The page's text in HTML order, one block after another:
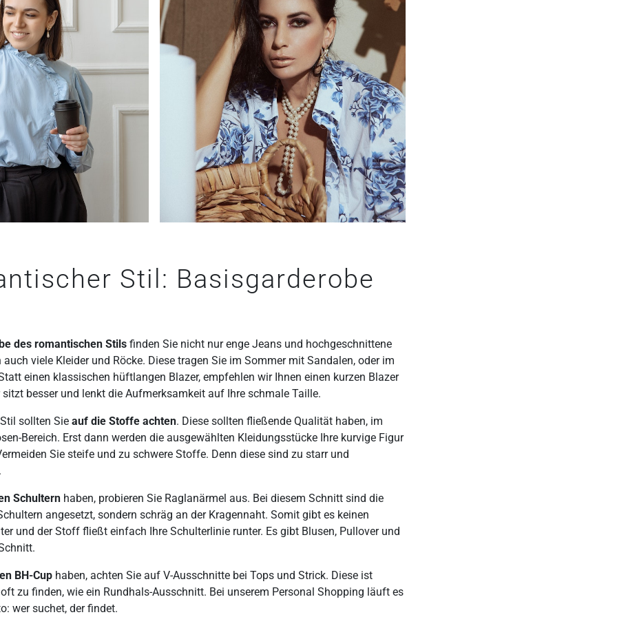
Stil: Basisgarderobe
des romantischen Stils finden Sie nicht nur enge Jeans und hochgeschnittene
viele Kleider und Röcke. Diese tragen Sie im Sommer mit Sandalen, oder im
einen klassischen hüftlangen Blazer, empfehlen wir Ihnen einen kurzen Blazer
besser und lenkt die Aufmerksamkeit auf Ihre schmale Taille.
sollten Sie auf die Stoffe achten. Diese sollten fließende Qualität haben, im
Bereich. Erst dann werden die ausgewählten Kleidungsstücke Ihre kurvige Figur
Sie steife und zu schwere Stoffe. Denn diese sind zu starr und
Schultern haben, probieren Sie Raglanärmel aus. Bei diesem Schnitt sind die
angesetzt, sondern schräg an der Kragennaht. Somit gibt es keinen
und der Stoff fließt einfach Ihre Schulterlinie runter. Es gibt Blusen, Pullover und
BH-Cup haben, achten Sie auf V-Ausschnitte bei Tops und Strick. Diese ist
zu finden, wie ein Rundhals-Ausschnitt. Bei unserem Personal Shopping läuft es
wer suchet, der findet.